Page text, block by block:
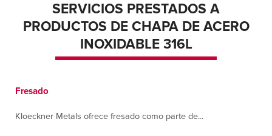
SERVICIOS PRESTADOS A
PRODUCTOS DE CHAPA DE ACERO
INOXIDABLE 316L
Fresado
Kloeckner Metals ofrece fresado como parte de...